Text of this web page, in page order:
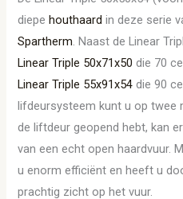
diepehouthaard in deze serie
Spartherm. Naast de Linear
Linear Triple 50x71x50 die 70
Linear Triple 55x91x54 die 90
lifdeursysteem kunt u op twee
de liftdeur geopend hebt, kan
van een echt open haardvuur.
u enorm efficiënt en heeft u
prachtig zicht op het vuur.